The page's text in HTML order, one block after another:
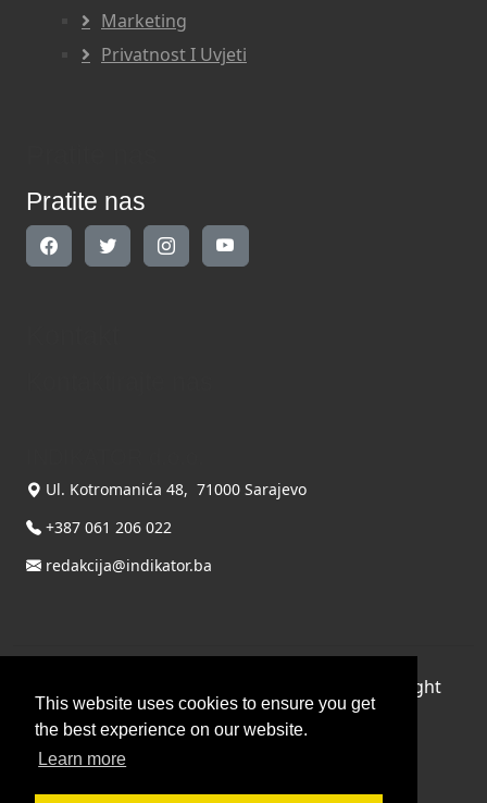
This website uses cookies to ensure you get
the best experience on our website.
Learn more
Marketing
Privatnost I Uvjeti
Pratite nas
Ul. Kotromanića 48, 71000 Sarajevo
+387 061 206 022
redakcija@indikator.ba
, All Right
Reserved.
Terms Of Use